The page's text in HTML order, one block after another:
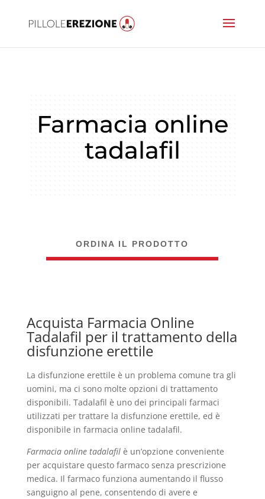
Farmacia online
tadalafil
ORDINA IL PRODOTTO
Acquista Farmacia Online
Tadalafil per il trattamento della
disfunzione erettile
La disfunzione erettile è un problema comune tra gli
uomini, ma ci sono molte opzioni di trattamento
disponibili. Tadalafil è uno dei principali farmaci
utilizzati per trattare la disfunzione erettile, ed è
disponibile in farmacia online tadalafil.
Farmacia online tadalafilè un’opzione conveniente
per acquistare questo farmaco senza prescrizione
medica. Il farmaco funziona aumentando il flusso
sanguigno al pene, consentendo di avere e